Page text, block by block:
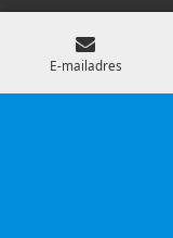
Nieuwsbrief
E-mailadres